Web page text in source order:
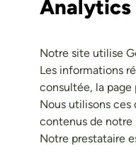
Analytics
Notre site utilise
Les informations
consultée, la
Nous utilisons ces
contenus de notre
Notre prestataire